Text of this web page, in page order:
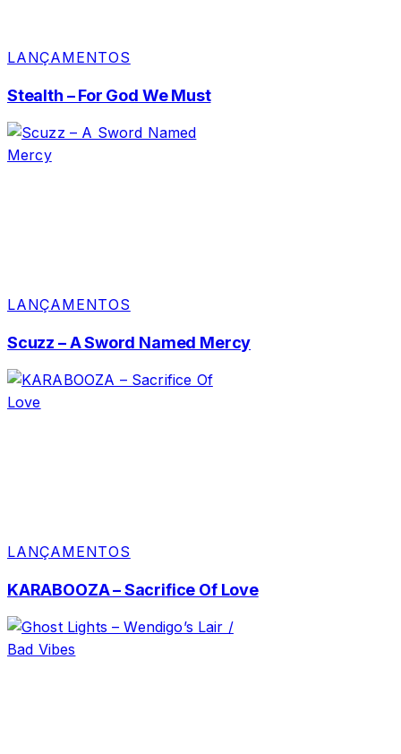
LANÇAMENTOS
Stealth – For God We Must
LANÇAMENTOS
Scuzz – A Sword Named Mercy
LANÇAMENTOS
KARABOOZA – Sacrifice Of Love